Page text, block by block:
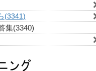
(3341)
集(3340)